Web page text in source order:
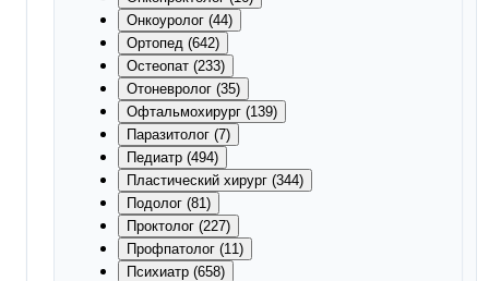
Онкоуролог (44)
Ортопед (642)
Остеопат (233)
Отоневролог (35)
Офтальмохирург (139)
Паразитолог (7)
Педиатр (494)
Пластический хирург (344)
Подолог (81)
Проктолог (227)
Профпатолог (11)
Психиатр (658)